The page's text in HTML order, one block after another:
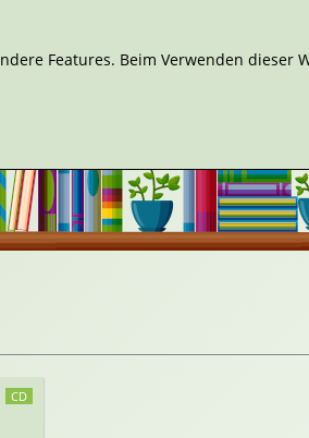
CD
Features. Beim Verwenden dieser